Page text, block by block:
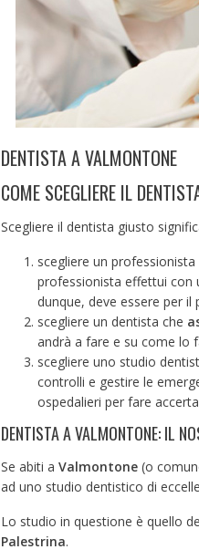
DENTISTA A VALMONTONE
COME SCEGLIERE IL
Scegliere il dentista giusto
scegliere un professionista
professionista effettui con
dunque, deve essere per
scegliere un dentista che
andrà a fare e su come lo
scegliere uno studio
controlli e gestire le
ospedalieri per fare
DENTISTA A VALMONTONE: IL
Se abiti a Valmontone(o
ad uno studio dentistico di
Lo studio in questione è quello
Palestrina.